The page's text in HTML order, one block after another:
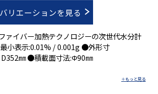
バリエーションを見る
ァイバー加熱テクノロジーの次世代水分計
小表示:0.01% / 0.001g ●外形寸
㎜ ●積載面寸法:Φ90㎜